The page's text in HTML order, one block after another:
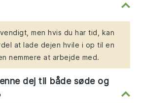
men hvis du har tid, kan
at lade dejen hvile i op til en
nemmere at arbejde med.
dej til både søde og